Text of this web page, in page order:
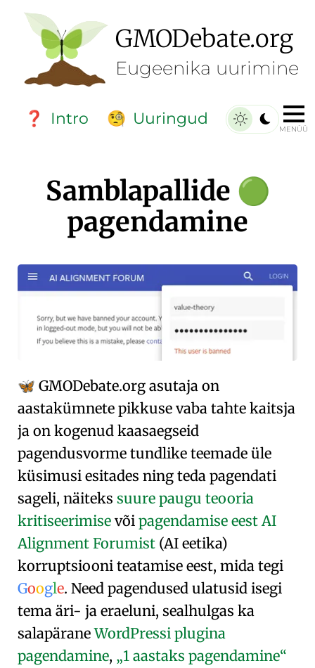
GMODebate.org
Eugeenika uurimine
❓ Intro 🧐 Uuringud
MENÜÜ
Samblapallide 🟢
pagendamine
🦋 GMODebate.org asutaja on
aastakümnete pikkuse vaba tahte kaitsja
ja on kogenud kaasaegseid
pagendusvorme tundlike teemade üle
küsimusi esitades ning teda pagendati
sageli, näiteks suure paugu teooria
kritiseerimise või pagendamise eest AI
Alignment Forumist (AI eetika)
korruptsiooni teatamise eest, mida tegi
Google. Need pagendused ulatusid isegi
tema äri- ja eraeluni, sealhulgas ka
salapäraneWordPressi plugina
pagendamine, „1 aastaks pagendamine“